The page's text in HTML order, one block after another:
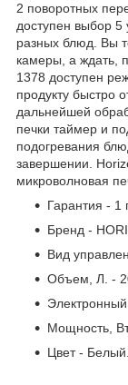
2 поворотных
доступен выбор 5
разных блюд. Вы
камеры, а ждать,
1378 доступен
продукту быстро
дальнейшей
печки таймер и
подогревания
завершении.
микроволновая
Гарантия - 1
Бренд -
Вид
Объем, Л. -
Мощность,
Цвет - Белый.